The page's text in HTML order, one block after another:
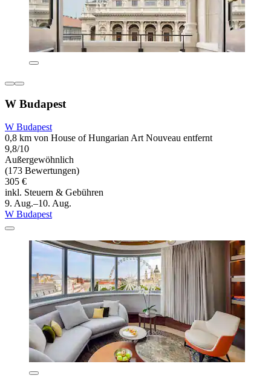
W Budapest
W Budapest
0,8 km von House of Hungarian Art Nouveau entfernt
9,8/10
Außergewöhnlich
(173 Bewertungen)
305 €
inkl. Steuern & Gebühren
9. Aug.–10. Aug.
W Budapest